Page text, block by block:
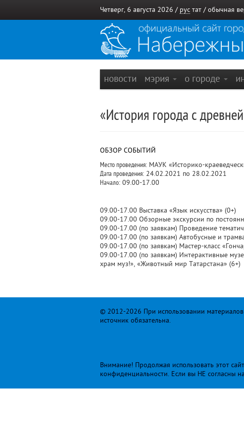
Четверг, 6 августа 2026 / рус тат / обычная
новости мэрия о городе
«История города с
ОБЗОР СОБЫТИЙ
Место проведения: МАУК «Историко-
Дата проведения: 24.02.2021 по 28.02.2021
Начало: 09.00-17.00
09.00-17.00 Выставка «Язык искусства» (0+)
09.00-17.00 Обзорные экскурсии по
09.00-17.00 (по заявкам) Проведение
09.00-17.00 (по заявкам) Автобусные и
09.00-17.00 (по заявкам) Мастер-класс
09.00-17.00 (по заявкам) Интерактивные
храм муз!», «Животный мир Татарстана» (6+)
© 2012-2026 При использовании материалов
источник обязательна.
Внимание! Продолжая использовать этот
конфиденциальности. Если вы НЕ согласны